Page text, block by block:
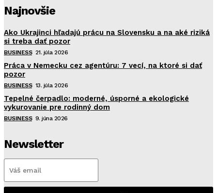
Najnovšie
Ako Ukrajinci hľadajú prácu na Slovensku a na aké riziká
si treba dať pozor
BUSINESS 21. júla 2026
Práca v Nemecku cez agentúru: 7 vecí, na ktoré si dať
pozor
BUSINESS 13. júla 2026
Tepelné čerpadlo: moderné, úsporné a ekologické
vykurovanie pre rodinný dom
BUSINESS 9. júna 2026
Newsletter